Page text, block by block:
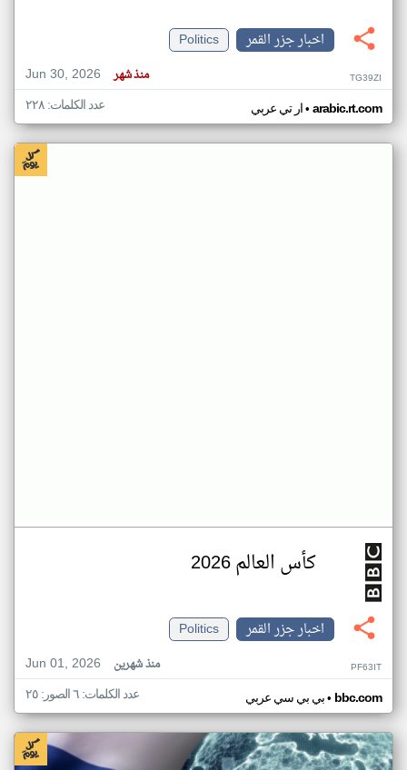
اخبار جزر القمر
Politics
Jun 30, 2026
منذ شهر TG39ZI
ار تي عربي• arabic.rt.com عدد الكلمات: ٢٢٨
كأس العالم 2026
اخبار جزر القمر
Politics
Jun 01, 2026
منذ شهرين PF63IT
بي بي سي عربي• bbc.com عدد الكلمات: ٦ الصور: ٢٥